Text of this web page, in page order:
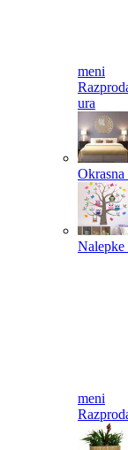
meni
ura
Okrasna
Nalepke
meni